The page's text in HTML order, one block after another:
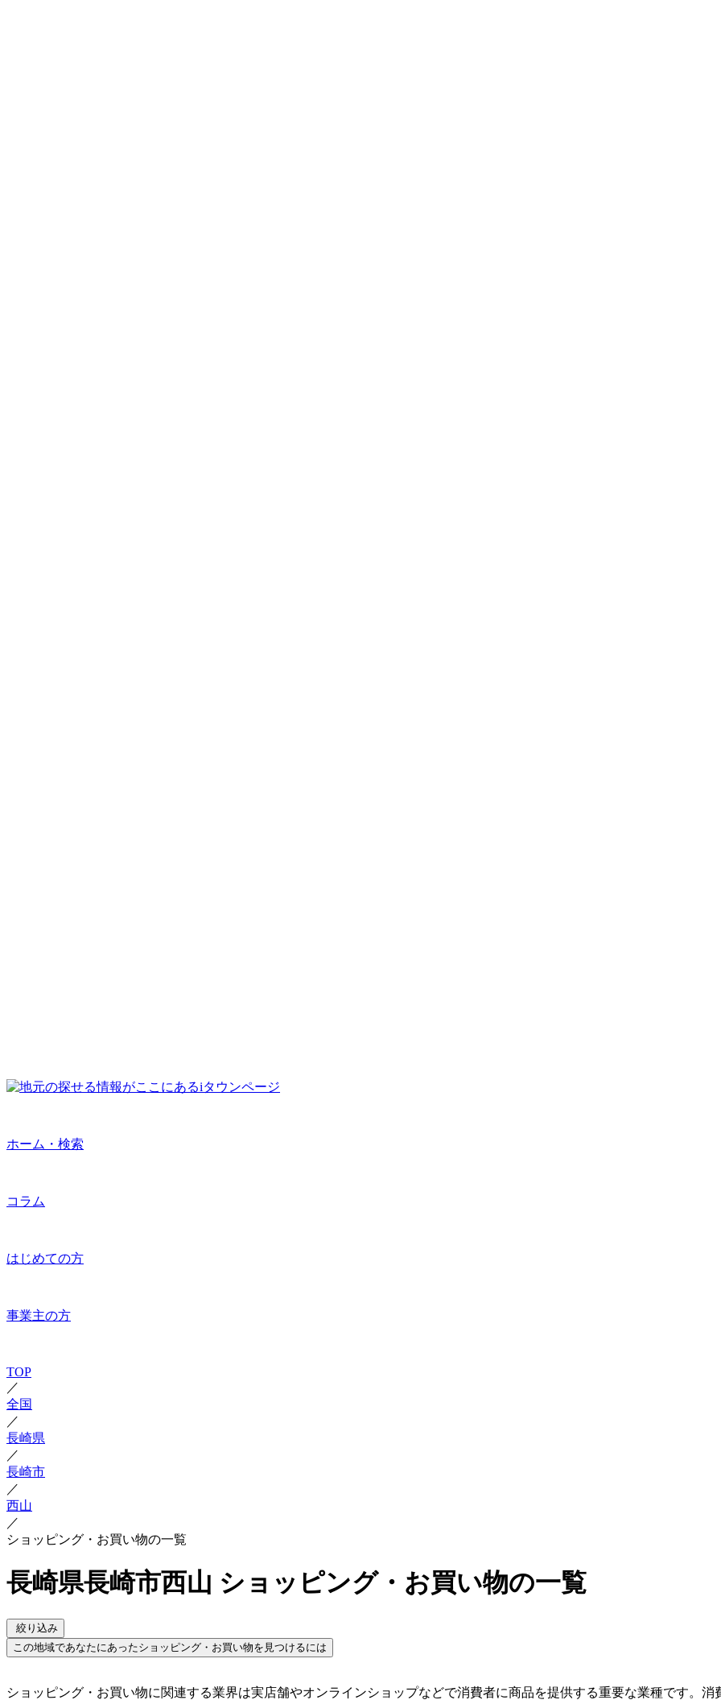
ホーム・検索
コラム
はじめての方
事業主の方
TOP
／
全国
／
長崎県
／
長崎市
／
西山
／
ショッピング・お買い物の一覧
長崎県長崎市西山 ショッピング・お買い物の一覧
絞り込み
この地域であなたにあったショッピング・お買い物を見つけるには
ショッピング・お買い物に関連する業界は実店舗やオンラインショップなどで消費者に商品を提供する重要な業種です。